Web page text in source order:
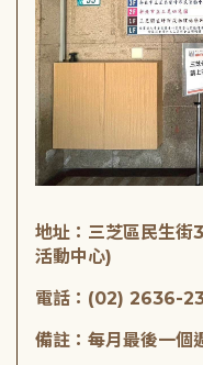
地址：三芝區民生街
活動中心)
電話：(02) 2636-
備註：每月最後一個